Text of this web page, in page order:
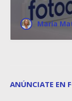
María
ANÚNCIATE EN